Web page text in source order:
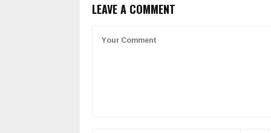
LEAVE A COMMENT